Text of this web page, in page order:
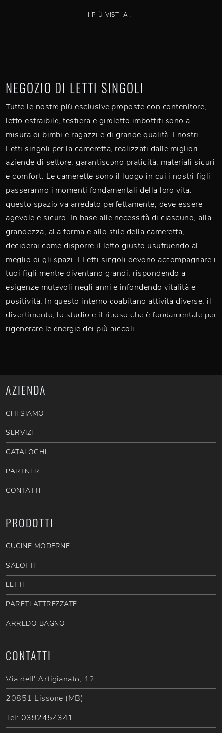
I PIÙ VISTI A :
NEGOZIO DI LETTI SINGOLI
Tutte le nostre più esclusive proposte con contenitore,
letto estraibile, testiera e giroletto imbottiti sono a
misura di bimbi e ragazzi e di grande qualità. I nostri
Letti singoli per la cameretta, realizzati dalle migliori
aziende di settore, garantiscono praticità, materiali sicuri
e comfort. Le camerette sono il luogo in cui i nostri figli
passeranno i momenti fondamentali della loro vita:
questo spazio va arredato perfettamente, deve essere
agevole e sicuro. In base alle necessità di ciascuno, alla
grandezza, alla forma e allo stile della cameretta,
deciderai come disporre il letto giusto usufruendo al
meglio di gli spazi. I Letti singoli devono accompagnare i
tuoi figli mentre diventano grandi, rispondendo a
esigenze mutevoli negli anni e infondendo vitalità e
positività. In questo interno coabitano attività diverse: il
divertimento, lo studio e il riposo che è fondamentale per
rigenerare le energie dei più piccoli.
AZIENDA
CHI SIAMO
SERVIZI
CATALOGHI
PARTNER
CONTATTI
PRODOTTI
CUCINE MODERNE
SALOTTI
LETTI
PARETI ATTREZZATE
ARREDO BAGNO
CONTATTI
Via dell' Artigianato, 12
20851 Lissone (MB)
Tel: 0392454341